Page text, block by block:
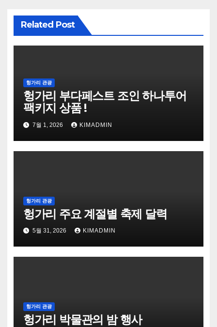
Related Post
헝가리 관광
헝가리 부다페스트 조인 하나투어
팩키지 상품 !
7월 1, 2026 KIMADMIN
헝가리 관광
헝가리 주요 계절별 축제 달력
5월 31, 2026 KIMADMIN
헝가리 관광
헝가리 박물관의 밤 행사